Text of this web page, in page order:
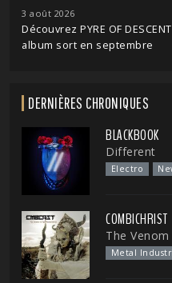
3 août 2026
Découvrez PYRE OF
album sort en septembre
DERNIÈRES CHRONIQUES
BLACKBOOK
Different
Electro
COMBICHRIST
The
Metal